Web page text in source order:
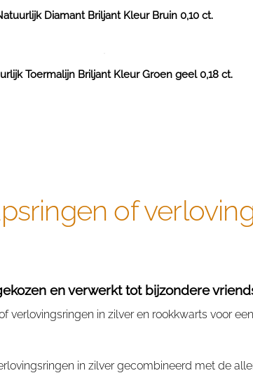
Diamant Briljant Kleur Bruin 0,10 ct.
Toermalijn Briljant Kleur Groen geel 0,18 ct.
of
en verwerkt tot bijzondere
in zilver en rookkwarts voor
in zilver gecombineerd met de